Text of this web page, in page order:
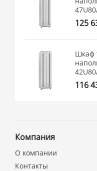
125
Шкаф
116
Компания
О компании
Контакты